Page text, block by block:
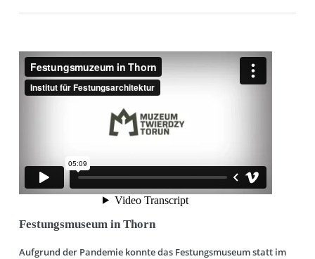
Festungsmuseum in Thorn
Aufgrund der Pandemie konnte das Festungsmuseum statt im